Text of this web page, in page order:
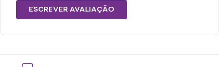
ESCREVER AVALIAÇÃO